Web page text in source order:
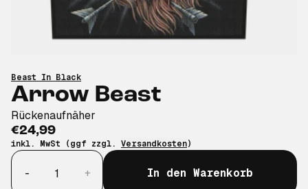
Beast In Black
Arrow Beast
Rückenaufnäher
€24,99
inkl. MwSt (ggf zzgl. Versandkosten)
Anzahl
-
+ In den Warenkorb